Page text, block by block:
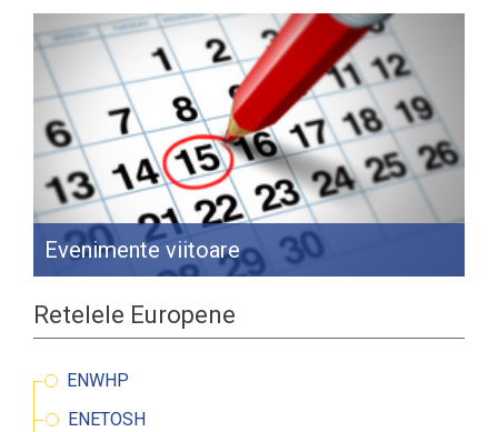
Evenimente viitoare
Retelele Europene
ENWHP
ENETOSH